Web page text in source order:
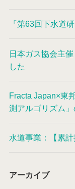
『第63回下水道
日本ガス協会主
した
Fracta Japan×東
測アルゴリズム
水道事業：【累
アーカイブ